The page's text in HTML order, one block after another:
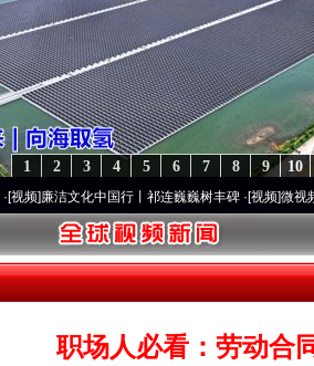
10
9
8
7
6
5
4
3
2
1
文化中国行丨祁连巍巍树丰碑·[视频]微视频 | 三峡也
职场人必看：劳动合